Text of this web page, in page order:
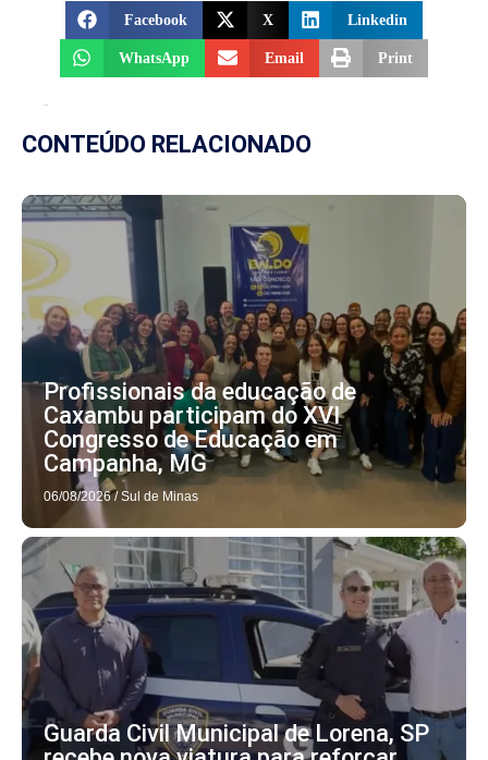
Facebook X Linkedin
WhatsApp Email Print
CONTEÚDO RELACIONADO
Profissionais da educação de
Caxambu participam do XVI
Congresso de Educação em
Campanha, MG
06/08/2026 / Sul de Minas
Guarda Civil Municipal de Lorena, SP